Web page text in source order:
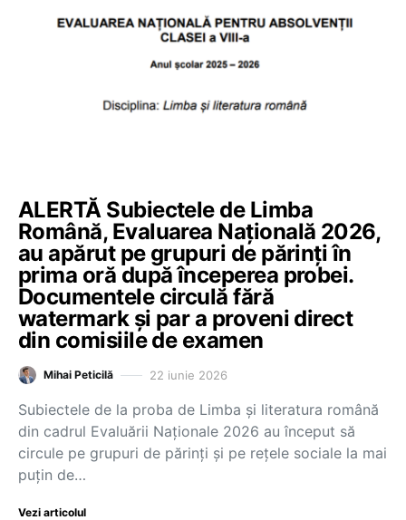
ALERTĂ Subiectele de Limba
Română, Evaluarea Națională 2026,
au apărut pe grupuri de părinți în
prima oră după începerea probei.
Documentele circulă fără
watermark și par a proveni direct
din comisiile de examen
Mihai Peticilă 22 iunie 2026
Subiectele de la proba de Limba și literatura română
din cadrul Evaluării Naționale 2026 au început să
circule pe grupuri de părinți și pe rețele sociale la mai
puțin de…
Vezi articolul